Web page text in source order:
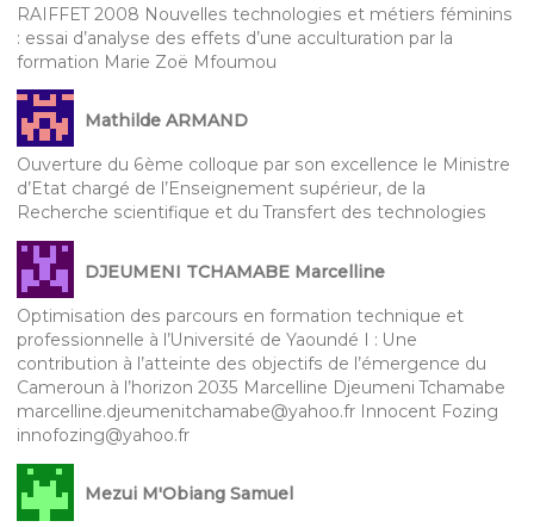
RAIFFET 2008 Nouvelles technologies et métiers féminins
: essai d’analyse des effets d’une acculturation par la
formation Marie Zoë Mfoumou
Mathilde ARMAND
Ouverture du 6ème colloque par son excellence le Ministre
d’Etat chargé de l’Enseignement supérieur, de la
Recherche scientifique et du Transfert des technologies
DJEUMENI TCHAMABE Marcelline
Optimisation des parcours en formation technique et
professionnelle à l’Université de Yaoundé I : Une
contribution à l’atteinte des objectifs de l’émergence du
Cameroun à l’horizon 2035 Marcelline Djeumeni Tchamabe
marcelline.djeumenitchamabe@yahoo.fr Innocent Fozing
innofozing@yahoo.fr
Mezui M'Obiang Samuel